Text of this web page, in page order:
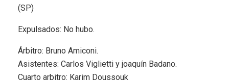
(SP)
Expulsados: No hubo.
Árbitro: Bruno Amiconi.
Asistentes: Carlos Viglietti y joaquín Badano.
Cuarto arbitro: Karim Doussouk